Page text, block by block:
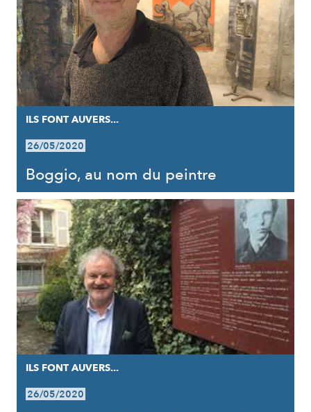
ILS FONT AUVERS...
26/05/2020
Boggio, au nom du peintre
ILS FONT AUVERS...
26/05/2020